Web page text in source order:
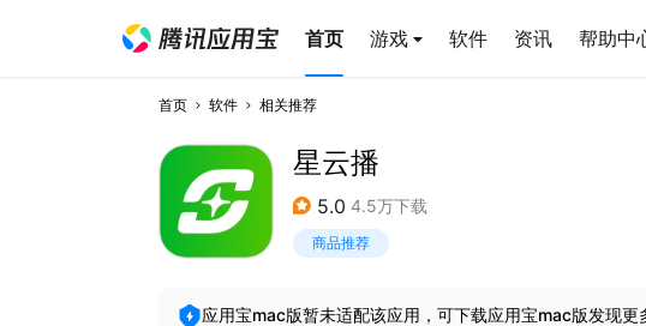
首页 游戏 软件 资讯 帮助中
首页 软件 相关推荐
星云播
5.0 4.5万下载
商品推荐
应用宝mac版暂未适配该应用，可下载应用宝mac版发现更